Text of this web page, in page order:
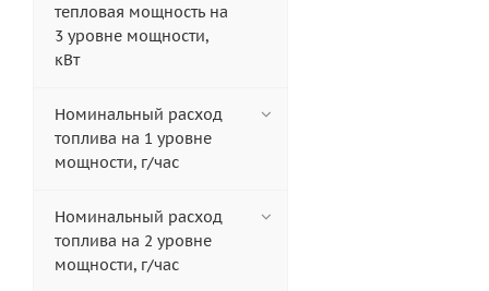
тепловая мощность на
3 уровне мощности,
кВт
Номинальный расход
топлива на 1 уровне
мощности, г/час
Номинальный расход
топлива на 2 уровне
мощности, г/час